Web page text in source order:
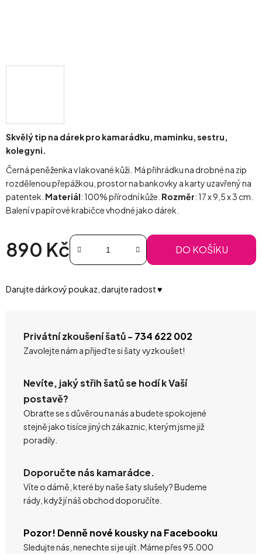
Skvělý tip na dárek pro kamarádku, maminku, sestru,
kolegyni.
Černá peněženka v lakované kůži. Má přihrádku na drobné na zip
rozdělenou přepážkou, prostor na bankovky a karty uzavřený na
patentek. Materiál: 100% přírodní kůže. Rozměr: 17 x 9,5 x 3 cm.
Balení v papírové krabičce vhodné jako dárek.
890 Kč DO KOŠÍKU
Darujte dárkový poukaz, darujte radost ♥️
Privátní zkoušení šatů - 734 622 002
Zavolejte nám a přijeďte si šaty vyzkoušet!
Nevíte, jaký střih šatů se hodí k Vaší
postavě?
Obraťte se s důvěrou na nás a budete spokojené
stejně jako tisíce jiných zákaznic, kterým jsme již
poradily.
Doporučte nás kamarádce.
Víte o dámě, které by naše šaty slušely? Budeme
rády, když jí náš obchod doporučíte.
Pozor! Denně nové kousky na Facebooku
Sledujte nás, nenechte si je ujít. Máme přes 95.000